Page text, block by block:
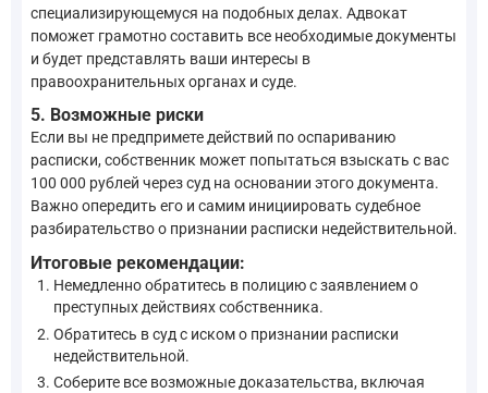
специализирующемуся на подобных делах. Адвокат
поможет грамотно составить все необходимые документы
и будет представлять ваши интересы в
правоохранительных органах и суде.
5. Возможные риски
Если вы не предпримете действий по оспариванию
расписки, собственник может попытаться взыскать с вас
100 000 рублей через суд на основании этого документа.
Важно опередить его и самим инициировать судебное
разбирательство о признании расписки недействительной.
Итоговые рекомендации:
Немедленно обратитесь в полицию с заявлением о
преступных действиях собственника.
Обратитесь в суд с иском о признании расписки
недействительной.
Соберите все возможные доказательства, включая